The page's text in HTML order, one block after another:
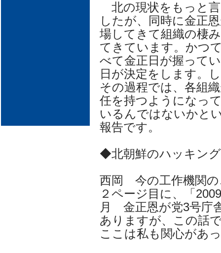
北の現状をもっと
したが、同時に金正
場してきて組織の棲
てきています。かつ
べて金正日が握って
日が決定をします。
その過程では、各組
任を持つようになっ
いるんではないかと
報告です。
◆北朝鮮のハッキン
西岡 今の工作機関の
２ページ目に、「
月 金正恩が党3号庁
ありますが、この話
ここは私も関心があ